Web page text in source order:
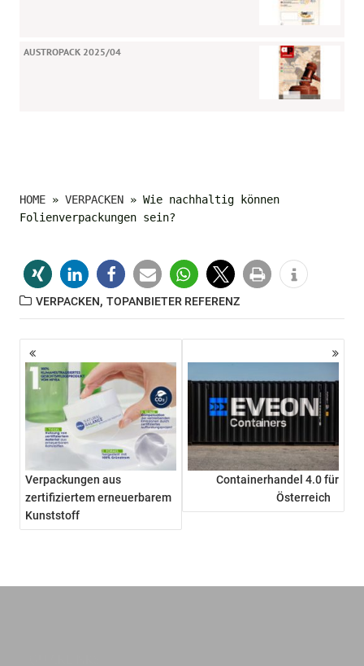
AUSTROPACK 2025/04
HOME »VERPACKEN »Wie nachhaltig können
Folienverpackungen sein?
VERPACKEN,TOPANBIETER REFERENZ
Beitragsnavigation
Verpackungen aus
zertifiziertem erneuerbarem
Kunststoff
Containerhandel 4.0 für
Österreich